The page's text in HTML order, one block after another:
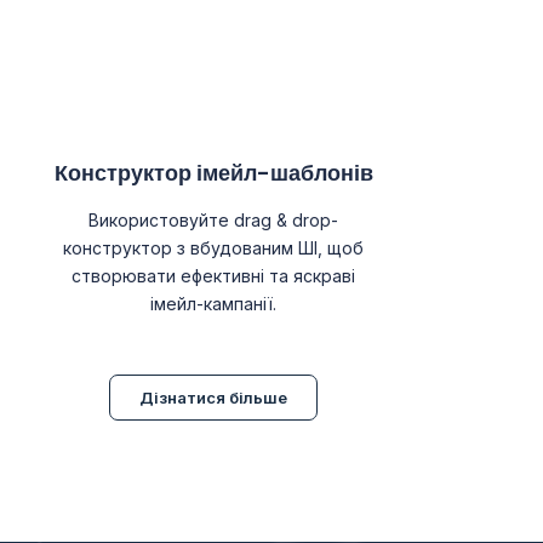
Конструктор імейл-шаблонів
Використовуйте drag & drop-
конструктор з вбудованим ШІ, щоб
створювати ефективні та яскраві
імейл-кампанії.
Дізнатися більше